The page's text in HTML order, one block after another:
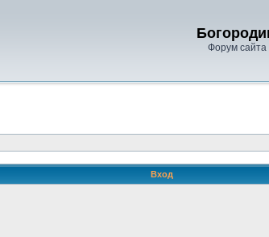
Форум сайта
Вход